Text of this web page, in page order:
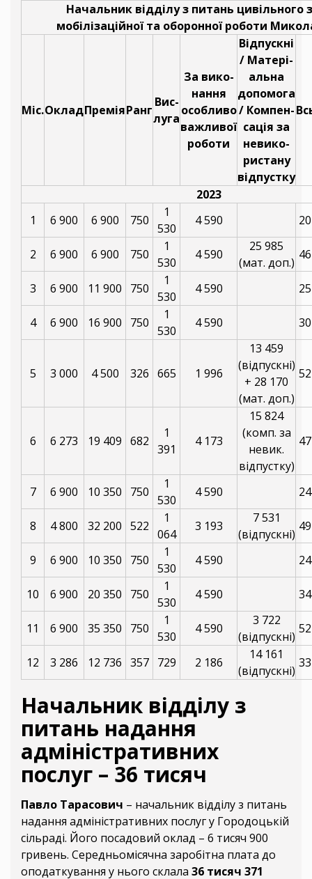
Начальник відділу з питань цивільного
мобілізаційної та оборонної роботи
Міс.ОкладПреміяРанг
Вис-
луга
За вико-
нання
особливо
важливої
роботи
Відпускні
/ Матері-
альна
допомога
/ Компен-
сація за
невико-
ристану
відпустку
2023
1
6 900 6 900 750
1
530
4 590
2 6 900 6 900 750
1
530
4 590
25 985
(мат. доп.)
3 6 900 11 900 750
1
530
4 590
4 6 900 16 900 750
1
530
4 590
5 3 000 4 500 326 665 1 996
13 459
(відпускні)
+ 28 170
(мат. доп.)
6 6 273 19 409 682
1
391
4 173
15 824
(комп. за
невик.
відпустку)
7 6 900 10 350 750
1
530
4 590
8 4 800 32 200 522
1
064
3 193
7 531
(відпускні)
9 6 900 10 350 750
1
530
4 590
10 6 900 20 350 750
1
530
4 590
11 6 900 35 350 750
1
530
4 590
3 722
(відпускні)
12 3 286 12 736 357 729 2 186
14 161
(відпускні)
Начальник відділу з
питань надання
адміністративних
послуг – 36 тисяч
Павло Тарасович – начальник відділу з питань
надання адміністративних послуг у Городоцькій
сільраді. Його посадовий оклад – 6 тисяч 900
гривень. Середньомісячна заробітна плата до
оподаткування у нього склала 36 тисяч 371